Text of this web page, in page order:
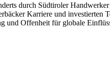
durch Südtiroler
Karriere und investierten
Offenheit für globale